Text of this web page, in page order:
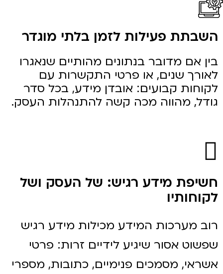
השבתת פעילות לזמן בלתי מוגדר
בין אם מדובר בנתונים מהותיים שנאגרו
לאורך שנים, או פרטי התקשרות עם
לקוחות קבועים: אובדן מידע, בכל סדר
גודל, מהווה מכה קשה להתנהלות העסק.
חשיפת מידע רגיש: של העסק ושל
לקוחותיו
רוב מערכות המידע מכילות מידע רגיש
שפשוט אסור שיגיע לידיים זרות: פרטי
אשראי, מסמכים פנימיים, כתובות, מספרי